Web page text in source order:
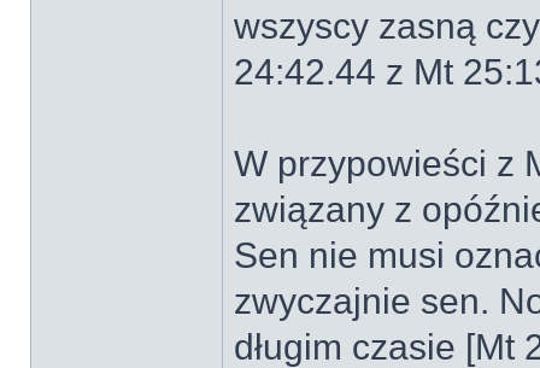
wszyscy zasną
24:42.44 z Mt
W przypowieści z
związany z
Sen nie musi
zwyczajnie sen.
długim czasie [Mt